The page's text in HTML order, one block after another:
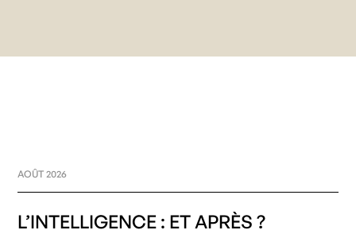
AOÛT 2026
L’INTELLIGENCE : ET APRÈS ?